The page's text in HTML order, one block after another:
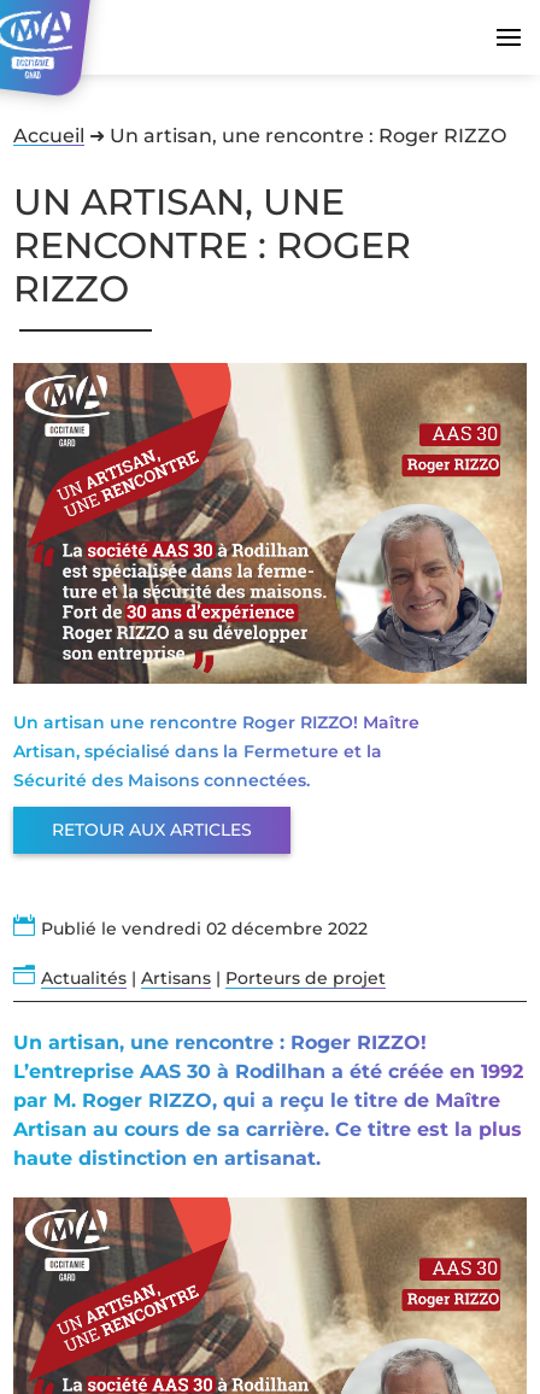
Accueil ➜ Un artisan, une rencontre : Roger RIZZO
UN ARTISAN, UNE
RENCONTRE : ROGER
RIZZO
Un artisan une rencontre Roger RIZZO! Maître
Artisan, spécialisé dans la Fermeture et la
Sécurité des Maisons connectées.
RETOUR AUX ARTICLES
 Publié le vendredi 02 décembre 2022
n Actualités |Artisans | Porteurs de projet
Un artisan, une rencontre : Roger RIZZO!
L’entreprise AAS 30 à Rodilhan a été créée en 1992
par M. Roger RIZZO, qui a reçu le titre de Maître
Artisan au cours de sa carrière. Ce titre est la plus
haute distinction en artisanat.